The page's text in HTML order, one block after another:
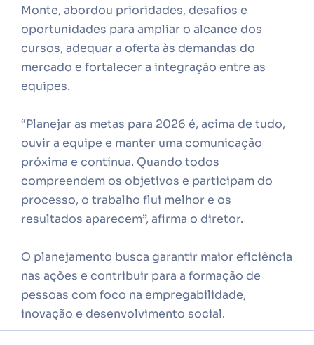
Monte, abordou prioridades, desafios e
oportunidades para ampliar o alcance dos
cursos, adequar a oferta às demandas do
mercado e fortalecer a integração entre as
equipes.
“Planejar as metas para 2026 é, acima de tudo,
ouvir a equipe e manter uma comunicação
próxima e contínua. Quando todos
compreendem os objetivos e participam do
processo, o trabalho flui melhor e os
resultados aparecem”, afirma o diretor.
O planejamento busca garantir maior eficiência
nas ações e contribuir para a formação de
pessoas com foco na empregabilidade,
inovação e desenvolvimento social.